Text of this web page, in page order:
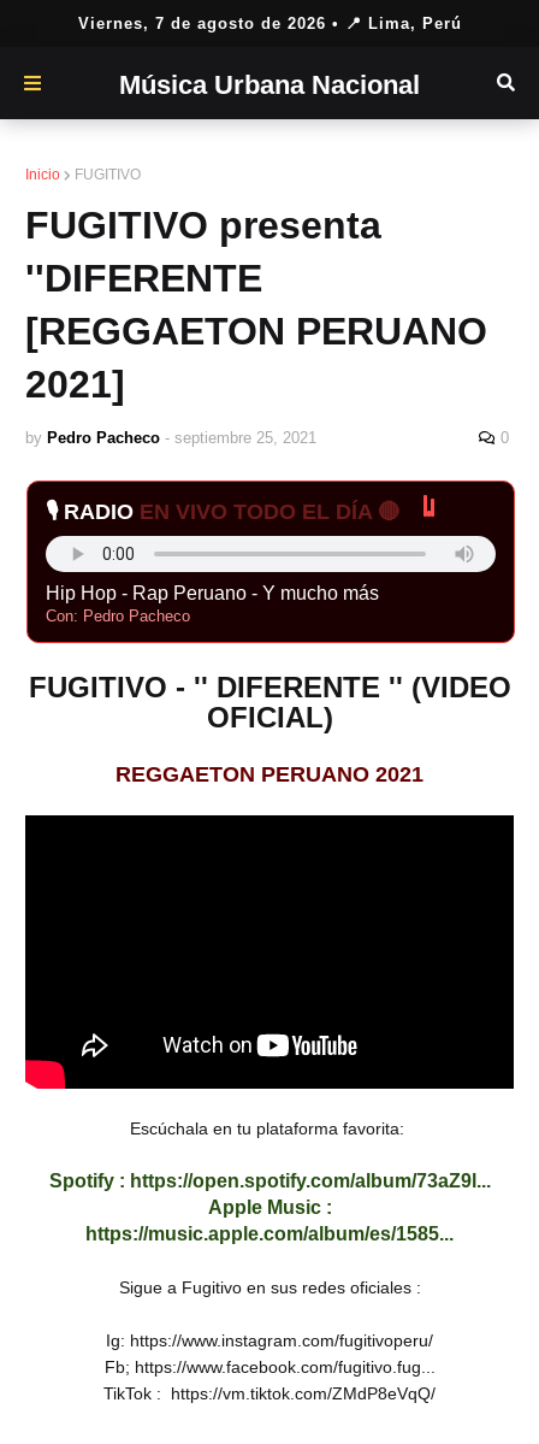
Viernes, 7 de agosto de 2026 • 📍 Lima, Perú
Música Urbana Nacional
Inicio FUGITIVO
FUGITIVO presenta
''DIFERENTE
[REGGAETON PERUANO
2021]
by Pedro Pacheco - septiembre 25, 2021 0
🎙️ RADIO EN VIVO TODO EL DÍA 🔴
Hip Hop - Rap Peruano - Y mucho más
Con: Pedro Pacheco
FUGITIVO - '' DIFERENTE '' (VIDEO
OFICIAL)
REGGAETON PERUANO 2021
Escúchala en tu plataforma favorita:
Spotify : https://open.spotify.com/album/73aZ9l...
Apple Music :
https://music.apple.com/album/es/1585...
Sigue a Fugitivo en sus redes oficiales :
Ig: https://www.instagram.com/fugitivoperu/
Fb; https://www.facebook.com/fugitivo.fug...
TikTok : https://vm.tiktok.com/ZMdP8eVqQ/